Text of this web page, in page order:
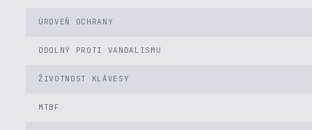
ÚROVEŇ OCHRANY
ODOLNÝ PROTI VANDALISMU
ŽIVOTNOST KLÁVESY
MTBF